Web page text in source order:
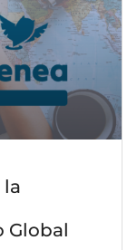
la
Global